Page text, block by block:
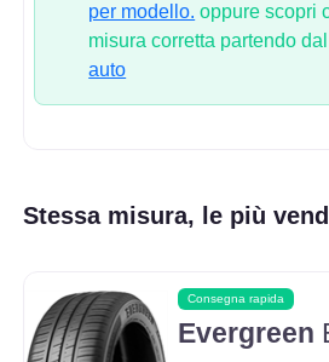
per modello. oppure scopri
misura corretta partendo dal
auto
Stessa misura, le più
Consegna rapida
Evergreen